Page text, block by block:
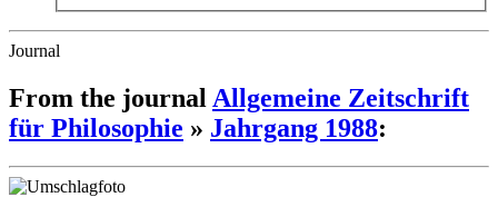
Journal
From the journal Allgemeine Zeitschrift
für Philosophie » Jahrgang 1988: